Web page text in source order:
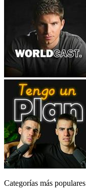
Categorías más populares